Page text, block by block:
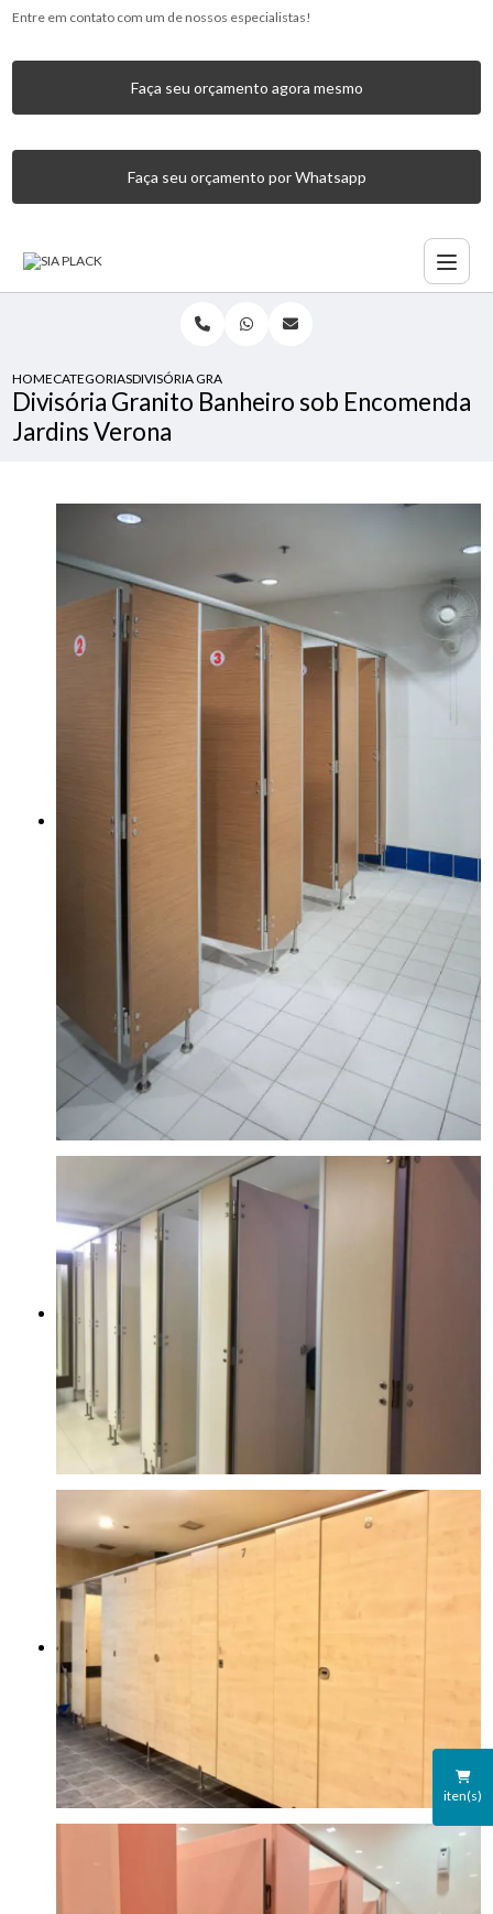
Entre em contato com um de nossos especialistas!
Faça seu orçamento agora mesmo
Faça seu orçamento por Whatsapp
iten(s)
HOMECATEGORIASDIVISÓRIA GRANITO BANHEIRO SOB ENCOMENDA
Divisória Granito Banheiro sob Encomenda
Jardins Verona